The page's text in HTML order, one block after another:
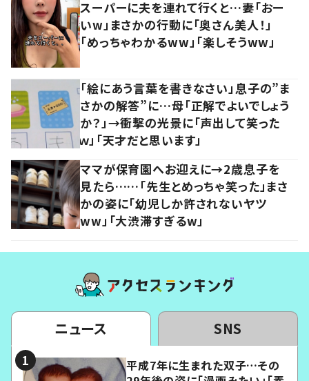
スーパーに夫を連れて行くと…妻「おー
いw」まさかの行動に「奥さん美人！」
「めっちゃわかるww」「楽しそうww」
「絵にあう言葉を書きなさい」息子の”ま
さかの解答”に…母「正解でよいでしょう
か？」→衝撃の光景に「声出して笑った
ｗ」「天才だと思います」
ママが保育園へお迎えに→2歳息子を
見たら……「先生とめっちゃ笑った」まさ
かの姿に「幼児しか許されないヤツ
ww」「大渋滞すぎるw」
ニュース SNS
平成7年に生まれた双子…その